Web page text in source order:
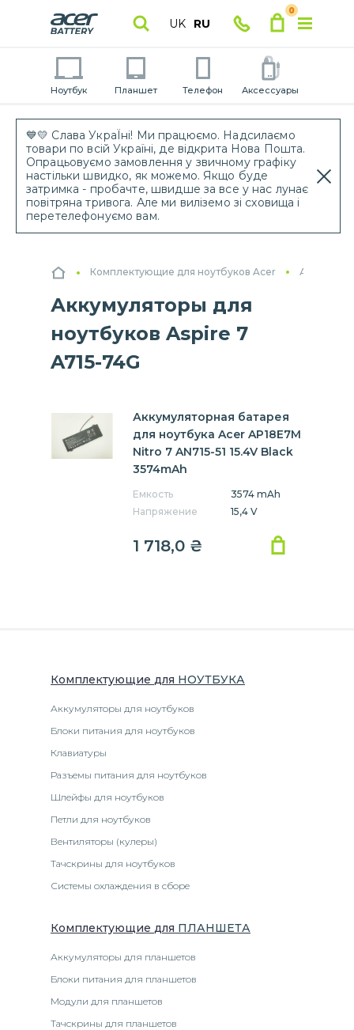
💙💛 Слава УкраЇні! Ми працюємо. Надсилаємо
товари по всій Україні, де відкрита Нова Пошта.
Опрацьовуємо замовлення у звичному графіку
настільки швидко, як можемо. Якщо буде
затримка - пробачте, швидше за все у нас лунає
повітряна тривога. Але ми виліземо зі сховища і
перетелефонуємо вам.
UK RU
0
Ноутбук Планшет Телефон Аксессуары
Комплектующие для ноутбуков Acer
Аккумуляторы для
ноутбуков Aspire 7
A715-74G
Аккумуляторная батарея
для ноутбука Acer AP18E7M
Nitro 7 AN715-51 15.4V Black
3574mAh
Емкость
3574 mAh
Напряжение
15,4 V
1 718,0 ₴
Комплектующие для НОУТБУКА
Аккумуляторы для ноутбуков
Блоки питания для ноутбуков
Клавиатуры
Разъемы питания для ноутбуков
Шлейфы для ноутбуков
Петли для ноутбуков
Вентиляторы (кулеры)
Тачскрины для ноутбуков
Системы охлаждения в сборе
Комплектующие для ПЛАНШЕТА
Аккумуляторы для планшетов
Блоки питания для планшетов
Модули для планшетов
Тачскрины для планшетов